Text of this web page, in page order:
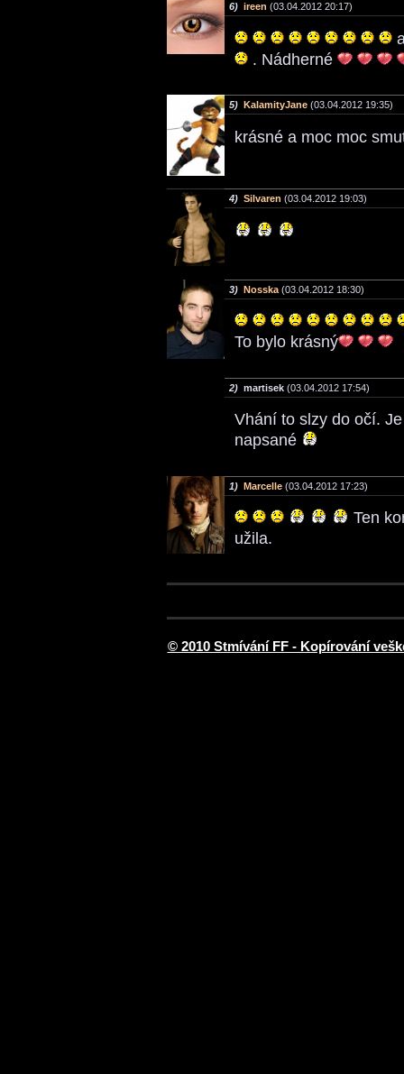
6) ireen (03.04.2012 20:17)
. Nádherné
5) KalamityJane (03.04.2012 19:35)
krásné a moc moc
4) Silvaren (03.04.2012 19:03)
3) Nosska (03.04.2012 18:30)
To bylo krásný
2) martisek (03.04.2012 17:54)
Vhání to slzy do očí.
napsané
1) Marcelle (03.04.2012 17:23)
Ten
užila.
© 2010 Stmívání FF - Kopírování